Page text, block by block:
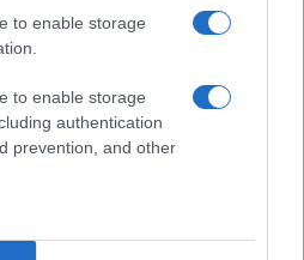
to enable storage
to enable storage
authentication
prevention, and other